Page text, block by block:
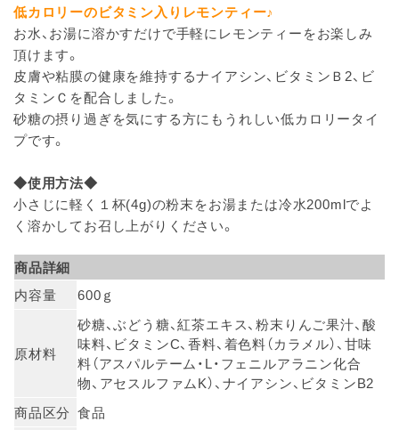
低カロリーのビタミン入りレモンティー♪
お水、お湯に溶かすだけで手軽にレモンティーをお楽しみ
頂けます。
皮膚や粘膜の健康を維持するナイアシン、ビタミンＢ2、ビ
タミンＣを配合しました。
砂糖の摂り過ぎを気にする方にもうれしい低カロリータイ
プです。
◆使用方法◆
小さじに軽く１杯(4g)の粉末をお湯または冷水200mlでよ
く溶かしてお召し上がりください。
商品詳細
内容量
600ｇ
原材料
砂糖、ぶどう糖、紅茶エキス、粉末りんご果汁、酸
味料、ビタミンC、香料、着色料（カラメル）、甘味
料（アスパルテーム・L・フェニルアラニン化合
物、アセスルファムK）、ナイアシン、ビタミンB2
商品区分 食品